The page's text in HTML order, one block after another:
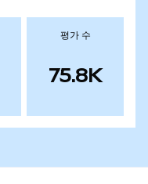
평가 수
75.8K